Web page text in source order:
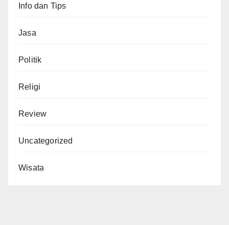
Info dan Tips
Jasa
Politik
Religi
Review
Uncategorized
Wisata